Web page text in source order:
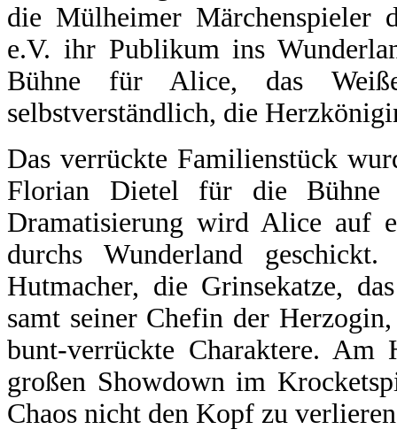
die Mülheimer Märchenspieler
e.V. ihr Publikum ins
Bühne für Alice, das
selbstverständlich, die
Das verrückte Familienstück
Florian Dietel für die Bühne
Dramatisierung wird Alice auf
durchs Wunderland
Hutmacher, die Grinsekatze,
samt seiner Chefin der
bunt-verrückte Charaktere.
großen Showdown im
Chaos nicht den Kopf zu